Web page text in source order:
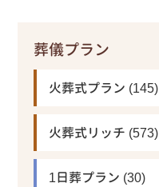
葬儀プラン
火葬式プラン (145)
火葬式リッチ (573)
1日葬プラン (30)